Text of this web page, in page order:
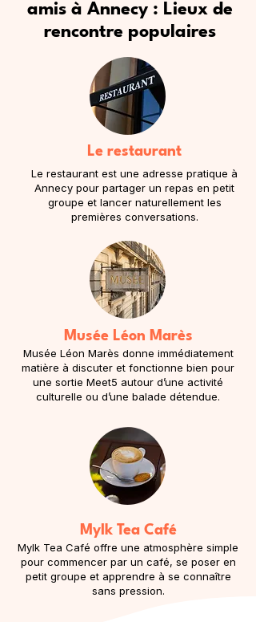
amis à Annecy : Lieux de
rencontre populaires
Le restaurant
Le restaurant est une adresse pratique à
Annecy pour partager un repas en petit
groupe et lancer naturellement les
premières conversations.
Musée Léon Marès
Musée Léon Marès donne immédiatement
matière à discuter et fonctionne bien pour
une sortie Meet5 autour d’une activité
culturelle ou d’une balade détendue.
Mylk Tea Café
Mylk Tea Café offre une atmosphère simple
pour commencer par un café, se poser en
petit groupe et apprendre à se connaître
sans pression.